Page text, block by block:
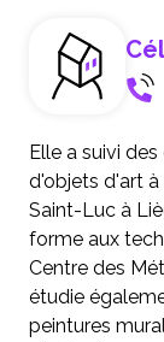
Elle a suivi
d'objets d'art
Saint-Luc à
forme aux
Centre des
étudie
peintures